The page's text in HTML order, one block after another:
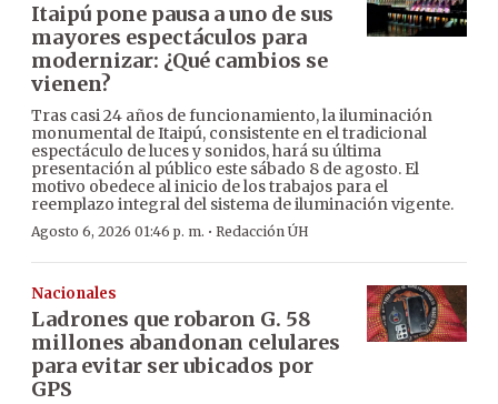
Itaipú pone pausa a uno de sus
mayores espectáculos para
modernizar: ¿Qué cambios se
vienen?
Tras casi 24 años de funcionamiento, la iluminación
monumental de Itaipú, consistente en el tradicional
espectáculo de luces y sonidos, hará su última
presentación al público este sábado 8 de agosto. El
motivo obedece al inicio de los trabajos para el
reemplazo integral del sistema de iluminación vigente.
Agosto 6, 2026 01:46 p. m. · Redacción ÚH
Nacionales
Ladrones que robaron G. 58
millones abandonan celulares
para evitar ser ubicados por
GPS